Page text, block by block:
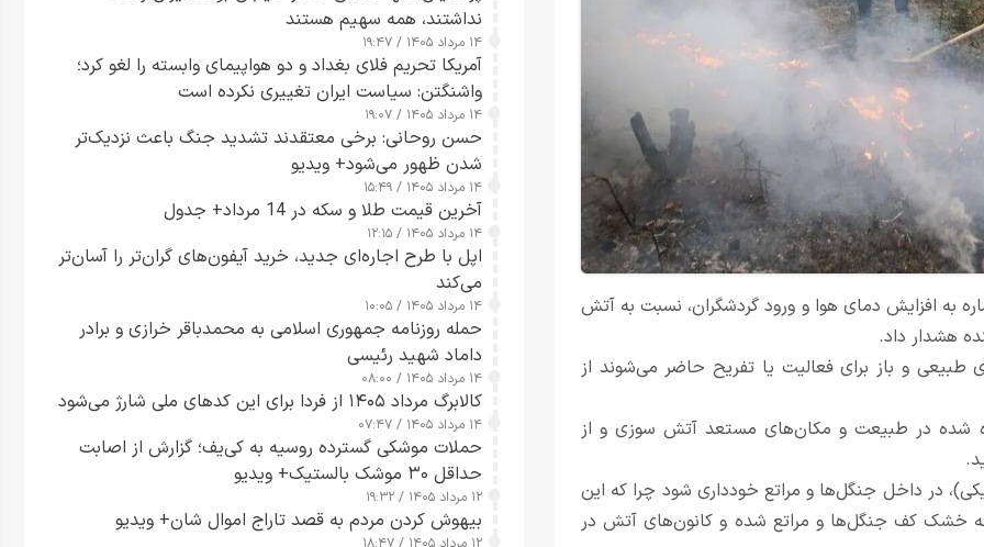
به افزایش دمای هوا و ورود گردشگران، نسبت به آتش
طبیعی و باز برای فعالیت یا تفریح حاضر می‌شوند از
شده در طبیعت و مکان‌های مستعد آتش سوزی و از
در داخل جنگل‌ها و مراتع خودداری شود چرا که این
خشک کف جنگل‌ها و مراتع شده و کانون‌های آتش در
نداشتند، همه سهیم هستند
۱۴ مرداد ۱۴۰۵ / ۱۹:۴۷
آمریکا تحریم فلای بغداد و دو هواپیمای وابسته را لغو کرد؛
واشنگتن: سیاست ایران تغییری نکرده است
۱۴ مرداد ۱۴۰۵ / ۱۹:۰۷
حسن روحانی: برخی معتقدند تشدید جنگ باعث نزدیک‌تر
شدن ظهور می‌شود+ ویدیو
۱۴ مرداد ۱۴۰۵ / ۱۵:۴۹
آخرین قیمت طلا و سکه در 14 مرداد+ جدول
۱۴ مرداد ۱۴۰۵ / ۱۲:۱۵
اپل با طرح اجاره‌ای جدید، خرید آیفون‌های گران‌تر را آسان‌تر
می‌کند
۱۴ مرداد ۱۴۰۵ / ۱۰:۰۵
حمله روزنامه جمهوری اسلامی به محمدباقر خرازی و برادر
داماد شهید رئیسی
۱۴ مرداد ۱۴۰۵ / ۰۸:۰۰
کالابرگ مرداد ۱۴۰۵ از فردا برای این کدهای ملی شارژ می‌شود
۱۴ مرداد ۱۴۰۵ / ۰۷:۴۷
حملات موشکی گسترده روسیه به کی‌یف؛ گزارش از اصابت
حداقل ۳۰ موشک بالستیک+ ویدیو
۱۲ مرداد ۱۴۰۵ / ۱۹:۳۲
بیهوش کردن مردم به قصد تاراج اموال شان+ ویدیو